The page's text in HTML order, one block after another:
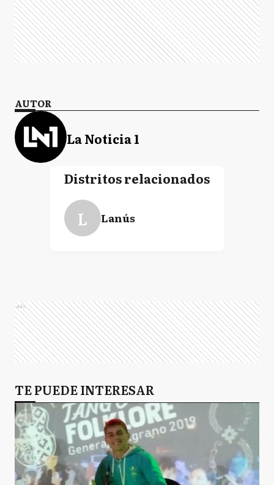
AUTOR
La Noticia 1
Distritos relacionados
L Lanús
Ads
TE PUEDE INTERESAR